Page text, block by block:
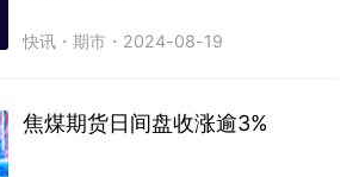
快讯 ・期市 ・ 2024-08-19
焦煤期货日间盘收涨逾3%